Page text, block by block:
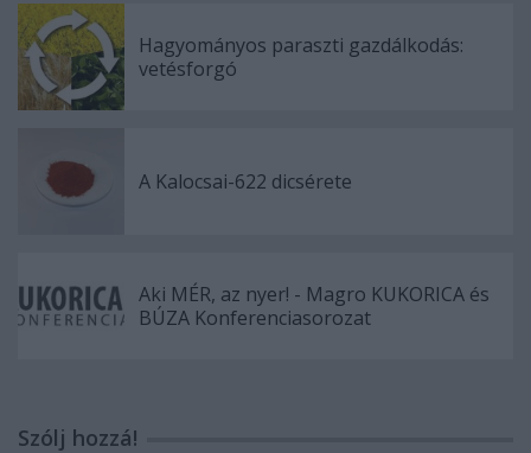
Hagyományos paraszti gazdálkodás:
vetésforgó
A Kalocsai-622 dicsérete
Aki MÉR, az nyer! - Magro KUKORICA és
BÚZA Konferenciasorozat
Szólj hozzá!